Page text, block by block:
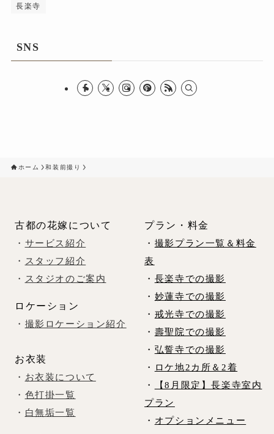
長楽寺
SNS
ホーム 和装前撮り
古都の花嫁について
・ サービス紹介
・ スタッフ紹介
・ スタジオのご案内
ロケーション
・ 撮影ロケーション紹介
お衣装
・ お衣装について
・ 色打掛一覧
・ 白無垢一覧
プラン・料金
・ 撮影プラン一覧＆料金
表
・ 長楽寺での撮影
・ 妙蓮寺での撮影
・ 戒光寺での撮影
・ 壽聖院での撮影
・ 弘誓寺での撮影
・
ロケ地2カ所＆2着
・
【8月限定】長楽寺室内
プラン
・ オプションメニュー